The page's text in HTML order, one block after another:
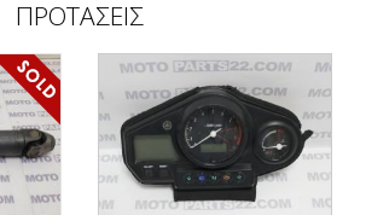
ΠΡΟΤΑΣΕΙΣ